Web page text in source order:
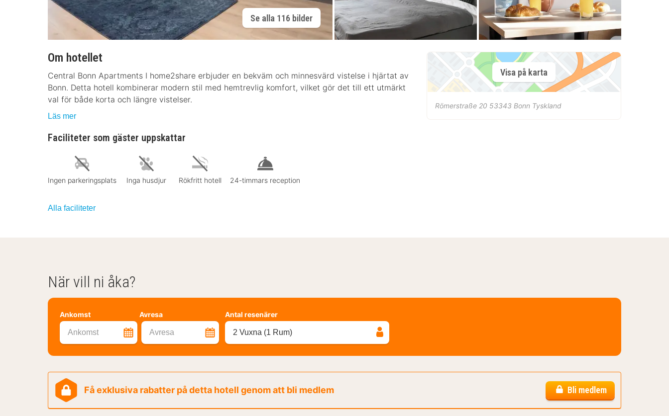
Se alla 116 bilder
Om hotellet
Central Bonn Apartments I home2share erbjuder en bekväm och minnesvärd vistelse i hjärtat av
Bonn. Detta hotell kombinerar modern stil med hemtrevlig komfort, vilket gör det till ett utmärkt
val för både korta och längre vistelser.
Läs mer
Faciliteter som gäster uppskattar
Ingen parkeringsplats Inga husdjur Rökfritt hotell 24-timmars reception
Alla faciliteter
Visa på karta
Römerstraße 20 53343 Bonn Tyskland
När vill ni åka?
Ankomst Avresa
Ankomst Avresa
Antal resenärer
2 Vuxna (1 Rum)
Få exklusiva rabatter på detta hotell genom att bli medlem Bli medlem